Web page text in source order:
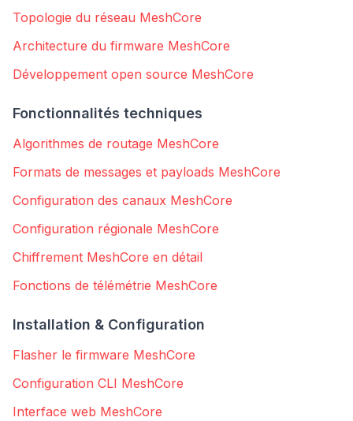
Topologie du réseau MeshCore
Architecture du firmware MeshCore
Développement open source MeshCore
Fonctionnalités techniques
Algorithmes de routage MeshCore
Formats de messages et payloads MeshCore
Configuration des canaux MeshCore
Configuration régionale MeshCore
Chiffrement MeshCore en détail
Fonctions de télémétrie MeshCore
Installation & Configuration
Flasher le firmware MeshCore
Configuration CLI MeshCore
Interface web MeshCore